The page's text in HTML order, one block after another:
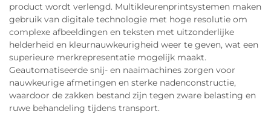
product wordt verlengd. Multikleurenprintsystemen maken
gebruik van digitale technologie met hoge resolutie om
complexe afbeeldingen en teksten met uitzonderlijke
helderheid en kleurnauwkeurigheid weer te geven, wat een
superieure merkrepresentatie mogelijk maakt.
Geautomatiseerde snij- en naaimachines zorgen voor
nauwkeurige afmetingen en sterke nadenconstructie,
waardoor de zakken bestand zijn tegen zware belasting en
ruwe behandeling tijdens transport.